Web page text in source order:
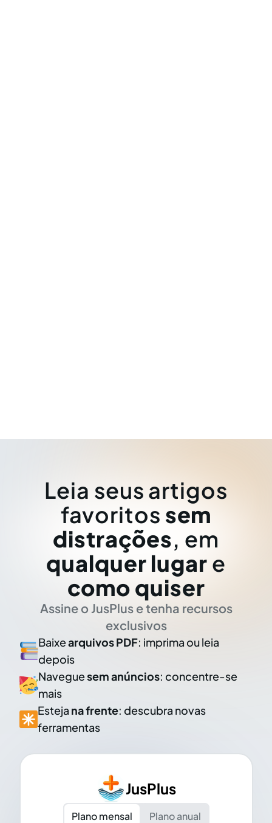
Leia seus artigos
favoritos sem
distrações, em
qualquer lugar e
como quiser
Assine o JusPlus e tenha recursos
exclusivos
Baixearquivos PDF: imprima ou leia
depois
Naveguesem anúncios: concentre-se
mais
Esteja na frente: descubra novas
ferramentas
JusPlus
Plano mensal
Plano anual